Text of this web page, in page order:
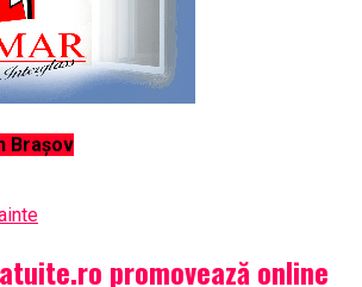
Brașov
promovează online